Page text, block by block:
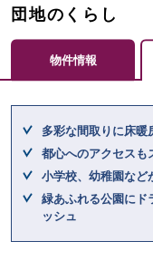
団地のくらし
物件情報
多彩な間取りに床暖
都心へのアクセスも
小学校、幼稚園など
緑あふれる公園にド
ッシュ